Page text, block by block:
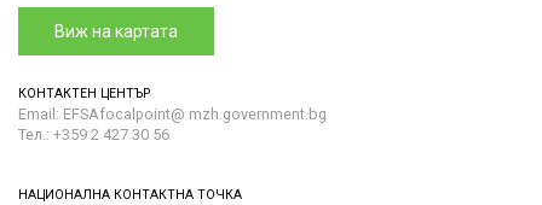
Виж на картата
КОНТАКТЕН ЦЕНТЪР
Email: EFSAfocalpoint@ mzh.government.bg
Тел.: +359 2 427 30 56
НАЦИОНАЛНА КОНТАКТНА ТОЧКА